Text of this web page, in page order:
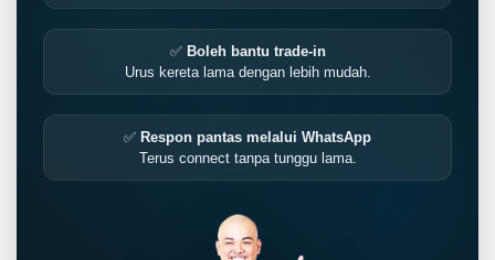
✅ Boleh bantu trade-in
Urus kereta lama dengan lebih mudah.
✅ Respon pantas melalui WhatsApp
Terus connect tanpa tunggu lama.